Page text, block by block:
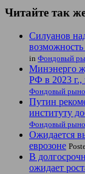
Читайте так
Силуанов
in Фондовый
Минэнерго
РФ в 2023 г.,
Фондовый
Путин
институту
Фондовый
Ожидается
еврозоне
В
ожидает